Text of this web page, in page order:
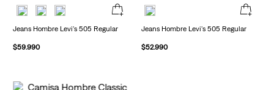
Jeans Hombre Levi's 505 Regular
$59.990
Jeans Hombre Levi's 505 Regular
$52.990